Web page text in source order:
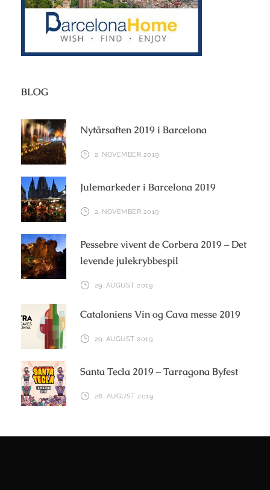
BLOG
Nytårsaften 2019 i Barcelona
2. NOVEMBER 2019
Julemarkeder i Barcelona 2019
2. NOVEMBER 2019
Pessebre vivent de Corbera 2019 – Det
levende julekrybbespil
29. AUGUST 2019
Cataloniens Vin og Cava messe 2019
29. AUGUST 2019
Santa Tecla 2019 – Tarragona Byfest
28. AUGUST 2019